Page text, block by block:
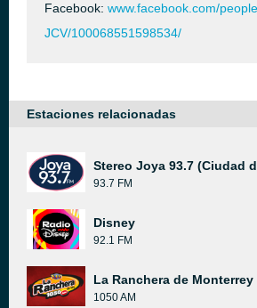
Facebook: www.facebook.com/
JCV/100068551598534/
Estaciones relacionadas
Stereo Joya 93.7 (Ciudad
93.7 FM
Disney
92.1 FM
La Ranchera de Monterrey
1050 AM